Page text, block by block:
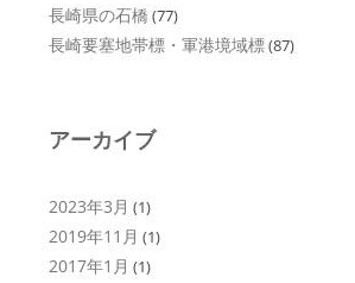
長崎県の石橋 (77)
長崎要塞地帯標・軍港境域標(87)
アーカイブ
2023年3月 (1)
2019年11月 (1)
2017年1月 (1)